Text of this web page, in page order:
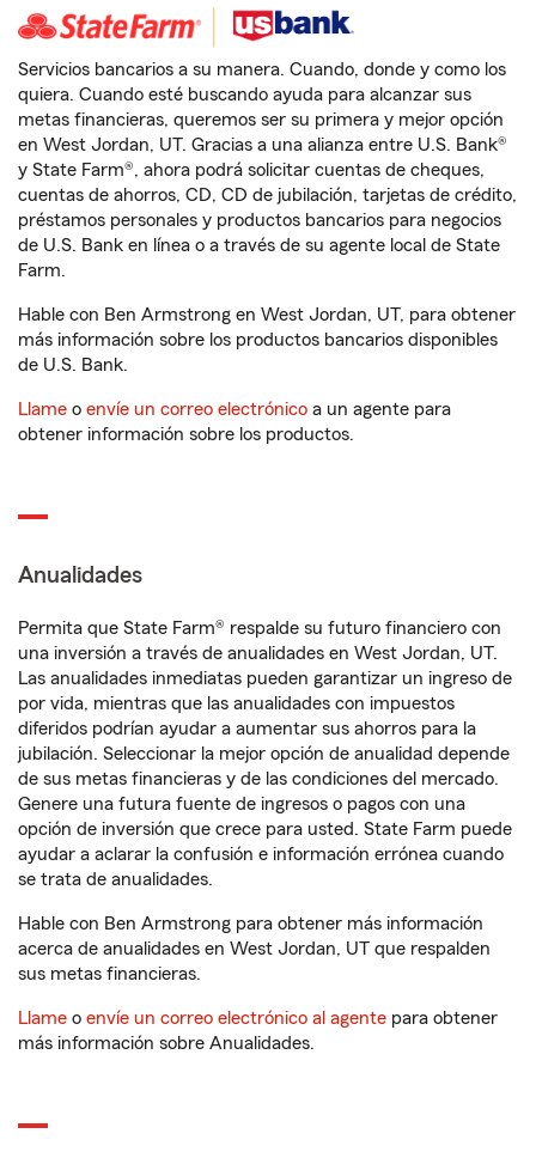
Servicios bancarios a su manera. Cuando, donde y como los
quiera. Cuando esté buscando ayuda para alcanzar sus
metas financieras, queremos ser su primera y mejor opción
en West Jordan, UT. Gracias a una alianza entre U.S. Bank®
y State Farm®, ahora podrá solicitar cuentas de cheques,
cuentas de ahorros, CD, CD de jubilación, tarjetas de crédito,
préstamos personales y productos bancarios para negocios
de U.S. Bank en línea o a través de su agente local de State
Farm.
Hable con Ben Armstrong en West Jordan, UT, para obtener
más información sobre los productos bancarios disponibles
de U.S. Bank.
Llame o envíe un correo electrónico a un agente para
obtener información sobre los productos.
Anualidades
Permita que State Farm® respalde su futuro financiero con
una inversión a través de anualidades en West Jordan, UT.
Las anualidades inmediatas pueden garantizar un ingreso de
por vida, mientras que las anualidades con impuestos
diferidos podrían ayudar a aumentar sus ahorros para la
jubilación. Seleccionar la mejor opción de anualidad depende
de sus metas financieras y de las condiciones del mercado.
Genere una futura fuente de ingresos o pagos con una
opción de inversión que crece para usted. State Farm puede
ayudar a aclarar la confusión e información errónea cuando
se trata de anualidades.
Hable con Ben Armstrong para obtener más información
acerca de anualidades en West Jordan, UT que respalden
sus metas financieras.
Llame o envíe un correo electrónico al agente para obtener
más información sobre Anualidades.